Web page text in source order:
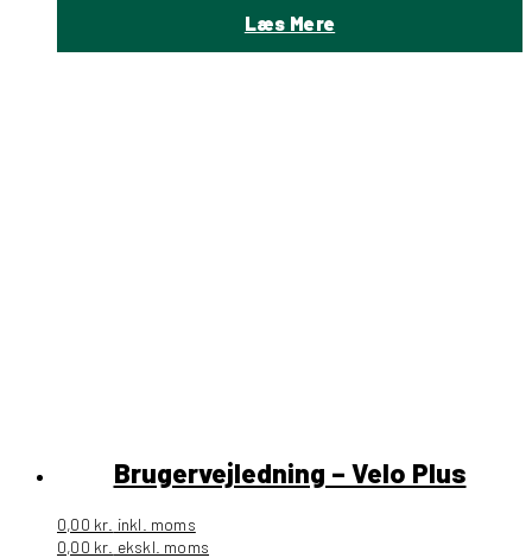
Læs Mere
Brugervejledning – Velo Plus
0,00 kr. inkl. moms
0,00 kr. ekskl. moms